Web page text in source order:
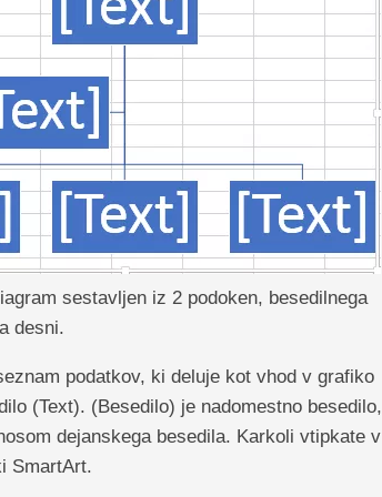
sestavljen iz 2 podoken, besedilnega
desni.
podatkov, ki deluje kot vhod v grafiko
(Text). (Besedilo) je nadomestno besedilo,
dejanskega besedila. Karkoli vtipkate v
SmartArt.